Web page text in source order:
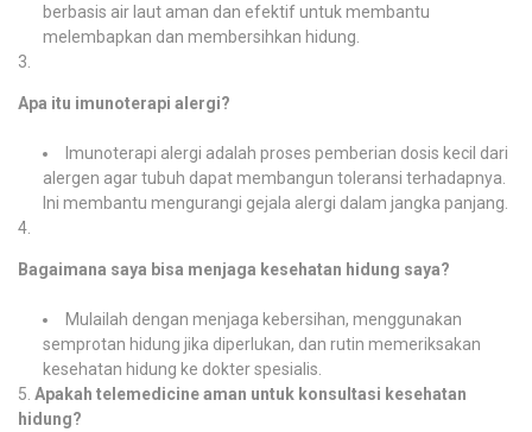
berbasis air laut aman dan efektif untuk membantu
melembapkan dan membersihkan hidung.
Apa itu imunoterapi alergi?
Imunoterapi alergi adalah proses pemberian dosis kecil dari
alergen agar tubuh dapat membangun toleransi terhadapnya.
Ini membantu mengurangi gejala alergi dalam jangka panjang.
Bagaimana saya bisa menjaga kesehatan hidung saya?
Mulailah dengan menjaga kebersihan, menggunakan
semprotan hidung jika diperlukan, dan rutin memeriksakan
kesehatan hidung ke dokter spesialis.
Apakah telemedicine aman untuk konsultasi kesehatan
hidung?